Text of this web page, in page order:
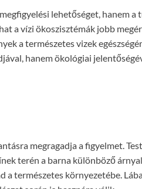
lehetőséget, hanem a
a vízi ökoszisztémák jobb
a természetes vizek
hanem ökológiai
megragadja a figyelmet.
terén a barna különböző
a természetes környezetébe.